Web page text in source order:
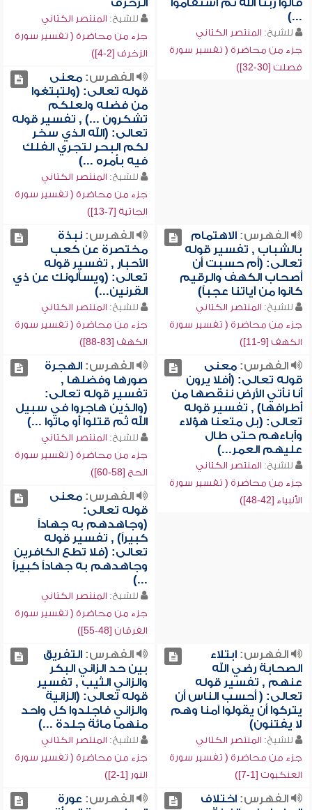
قالوا ربنا الله ثم استقاموا
...)
للشيخ: المنتصر الكتاني
جزء من محاضرة ( تفسير سورة
فصلت [30-32])
الزخرف
للشيخ: المنتصر الكتاني
جزء من محاضرة ( تفسير سورة
الزخرف [2-4])
الفهرس:معنى
قوله تعالى: (ولتبتغوا
من فضله ولعلكم
تشكرون ...) , تفسير قوله
تعالى: (الله الذي سخر
لكم البحر لتجري الفلك
فيه بأمره ...)
للشيخ: المنتصر الكتاني
جزء من محاضرة ( تفسير سورة
الجاثية [7-13])
الفهرس:الاهتمام
بالشباب , تفسير قوله
تعالى: (أم حسبت أن
أصحاب الكهف والرقيم
كانوا من آياتنا عجباً)
للشيخ: المنتصر الكتاني
جزء من محاضرة ( تفسير سورة
الكهف [9-11])
الفهرس:نبذة
مختصرة عن كعب
الأحبار , تفسير قوله
تعالى: (ويسألونك عن ذي
القرنين...)
للشيخ: المنتصر الكتاني
جزء من محاضرة ( تفسير سورة
الكهف [83-88])
الفهرس:معنى
قوله تعالى: (أفلا يرون
أنا نأتي الأرض ننقصها من
أطرافها) , تفسير قوله
تعالى: (بل متعنا هؤلاء
وآباءهم حتى طال
عليهم العمر...)
للشيخ: المنتصر الكتاني
جزء من محاضرة ( تفسير سورة
الأنبياء [42-48])
الفهرس:الهجرة
صورها وفضلها ,
تفسير قوله تعالى:
(والذين هاجروا في سبيل
الله ثم قتلوا أو ماتوا ...)
للشيخ: المنتصر الكتاني
جزء من محاضرة ( تفسير سورة
الحج [58-60])
الفهرس:معنى
قوله تعالى:
(وجاهدهم به جهاداً
كبيراً) , تفسير قوله
تعالى: (فلا تطع الكافرين
وجاهدهم به جهاداً كبيراً
...)
للشيخ: المنتصر الكتاني
جزء من محاضرة ( تفسير سورة
الفرقان [48-55])
الفهرس:ابتلاء
الصحابة رضي الله
عنهم , تفسير قوله
تعالى: ( أحسب الناس أن
يتركوا أن يقولوا آمنا وهم
لا يفتنون)
للشيخ: المنتصر الكتاني
جزء من محاضرة ( تفسير سورة
العنكبوت [1-7])
الفهرس:التفريق
بين حد الزاني البكر
والزاني الثيب , تفسير
قوله تعالى: (الزانية
والزاني فاجلدوا كل واحد
منهما مائة جلدة ...)
للشيخ: المنتصر الكتاني
جزء من محاضرة ( تفسير سورة
النور [1-2])
الفهرس:اختلاف
الفهرس: عورة